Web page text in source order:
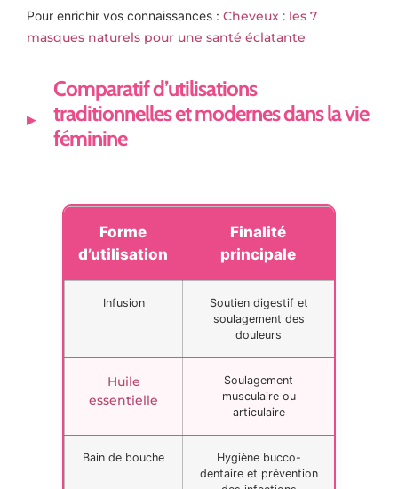
Pour enrichir vos connaissances : Cheveux : les 7
masques naturels pour une santé éclatante
Comparatif d’utilisations
traditionnelles et modernes dans la vie
féminine
Forme
d’utilisation
Finalité
principale
Infusion
Soutien digestif et
soulagement des
douleurs
Huile
essentielle
Soulagement
musculaire ou
articulaire
Bain de bouche
Hygiène bucco-
dentaire et prévention